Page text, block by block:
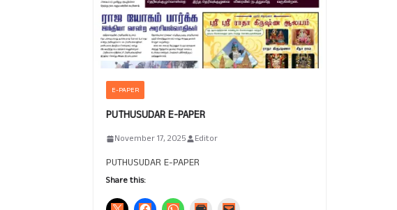
E-PAPER
PUTHUSUDAR E-PAPER
November 17, 2025 Editor
PUTHUSUDAR E-PAPER
Share this: